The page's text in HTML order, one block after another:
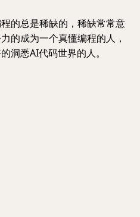
的总是稀缺的，稀缺常常意
的成为一个真懂编程的人，
洞悉AI代码世界的人。